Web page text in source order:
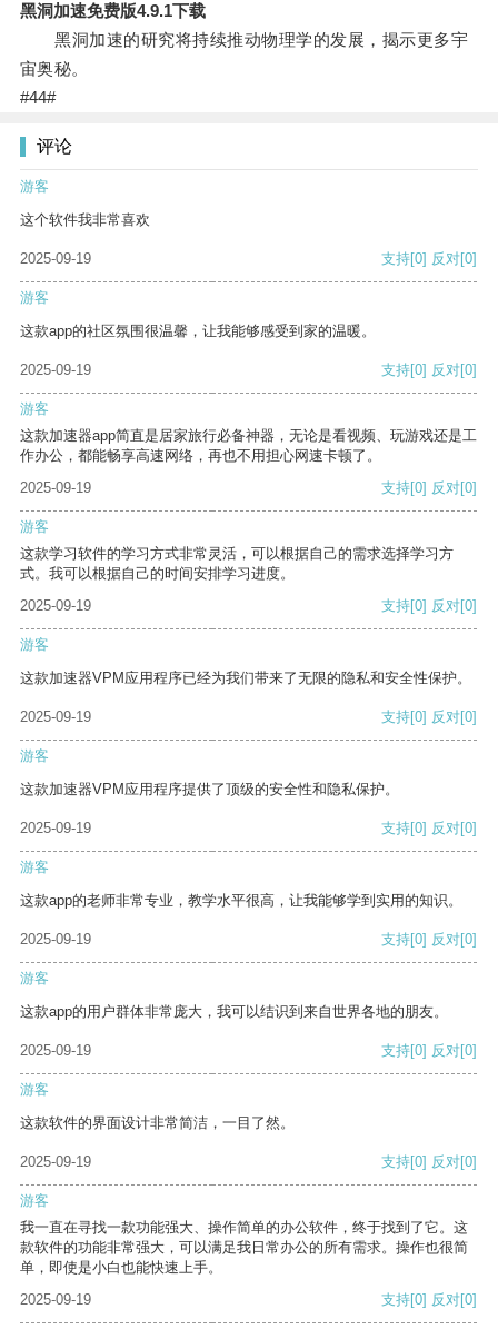
黑洞加速免费版4.9.1下载
黑洞加速的研究将持续推动物理学的发展，揭示更多宇
宙奥秘。
#44#
评论
游客
这个软件我非常喜欢
2025-09-19 支持[0] 反对[0]
游客
这款app的社区氛围很温馨，让我能够感受到家的温暖。
2025-09-19 支持[0] 反对[0]
游客
这款加速器app简直是居家旅行必备神器，无论是看视频、玩游戏还是工
作办公，都能畅享高速网络，再也不用担心网速卡顿了。
2025-09-19
支持[0] 反对[0]
游客
这款学习软件的学习方式非常灵活，可以根据自己的需求选择学习方
式。我可以根据自己的时间安排学习进度。
2025-09-19
支持[0] 反对[0]
游客
这款加速器VPM应用程序已经为我们带来了无限的隐私和安全性保护。
2025-09-19 支持[0] 反对[0]
游客
这款加速器VPM应用程序提供了顶级的安全性和隐私保护。
2025-09-19 支持[0] 反对[0]
游客
这款app的老师非常专业，教学水平很高，让我能够学到实用的知识。
2025-09-19 支持[0] 反对[0]
游客
这款app的用户群体非常庞大，我可以结识到来自世界各地的朋友。
2025-09-19 支持[0] 反对[0]
游客
这款软件的界面设计非常简洁，一目了然。
2025-09-19 支持[0] 反对[0]
游客
我一直在寻找一款功能强大、操作简单的办公软件，终于找到了它。这
款软件的功能非常强大，可以满足我日常办公的所有需求。操作也很简
单，即使是小白也能快速上手。
2025-09-19
支持[0] 反对[0]